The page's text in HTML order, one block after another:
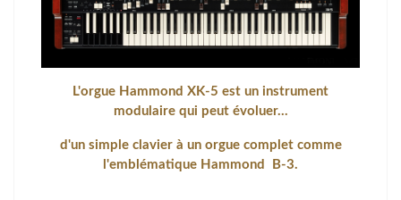
L'orgue Hammond XK-5 est un instrument
modulaire qui peut évoluer...
d'un simple clavier à un orgue complet comme
l'emblématique Hammond B-3.